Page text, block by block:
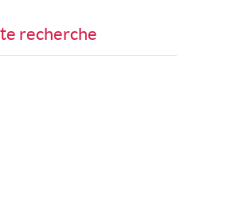
recherche